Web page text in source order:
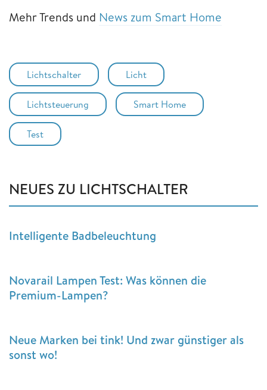
Mehr Trends und News zum Smart Home
Lichtschalter Licht
Lichtsteuerung Smart Home
Test
NEUES ZU LICHTSCHALTER
Intelligente Badbeleuchtung
Novarail Lampen Test: Was können die
Premium-Lampen?
Neue Marken bei tink! Und zwar günstiger als
sonst wo!